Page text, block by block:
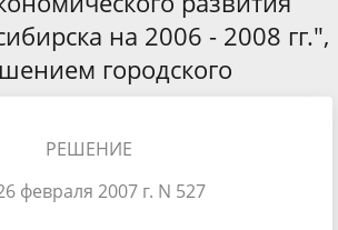
на 2006 - 2008 гг.",
городского
РЕШЕНИЕ
февраля 2007 г. N 527